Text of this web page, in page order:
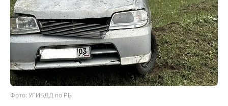
Фото: УГИБДД по РБ